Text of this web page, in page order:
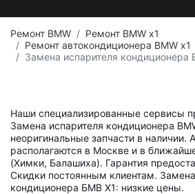
Ремонт BMW
Ремонт BMW x1
Ремонт автокондиционера BMW x1
Замена испарителя кондиционера
Наши специализированные сервисы
Замена испарителя кондиционера
неоригинальные запчасти в наличии.
располагаются в Москве и в
(Химки, Балашиха). Гарантия
Скидки постоянным клиентам.
кондиционера БМВ Х1: низкие цены.